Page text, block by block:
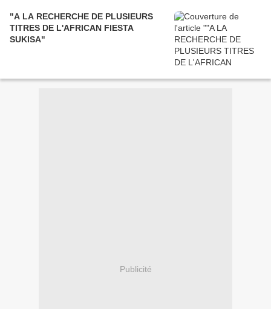
"A LA RECHERCHE DE PLUSIEURS
TITRES DE L'AFRICAN FIESTA
SUKISA"
Publicité